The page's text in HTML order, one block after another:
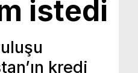
istedi
kredi